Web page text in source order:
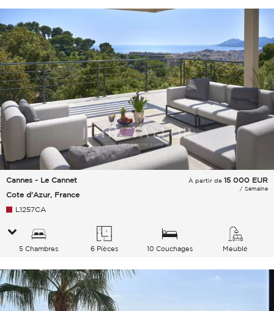
Cannes - Le Cannet
Cote d'Azur, France
À partir de 15 000 EUR
/ Semaine
L1257CA
5 Chambres 6 Pièces 10 Couchages Meublé